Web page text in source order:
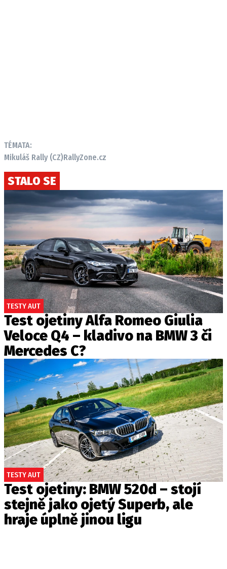
TÉMATA:
Mikuláš Rally (CZ)RallyZone.cz
STALO SE
TESTY AUT
Test ojetiny Alfa Romeo Giulia
Veloce Q4 – kladivo na BMW 3 či
Mercedes C?
TESTY AUT
Test ojetiny: BMW 520d – stojí
stejně jako ojetý Superb, ale
hraje úplně jinou ligu